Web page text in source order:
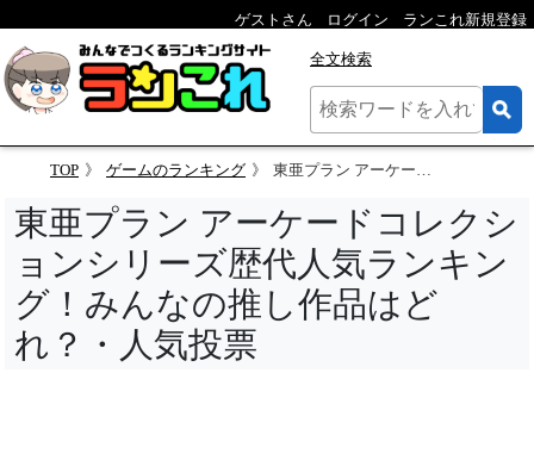
ゲストさん ログイン ランこれ新規登録
全文検索
TOP ゲームのランキング 東亜プラン アーケードコレクションシリーズ歴代人気ランキング！みんなの推し作品はどれ？・人気投票
東亜プラン アーケードコレクシ
ョンシリーズ歴代人気ランキン
グ！みんなの推し作品はど
れ？・人気投票